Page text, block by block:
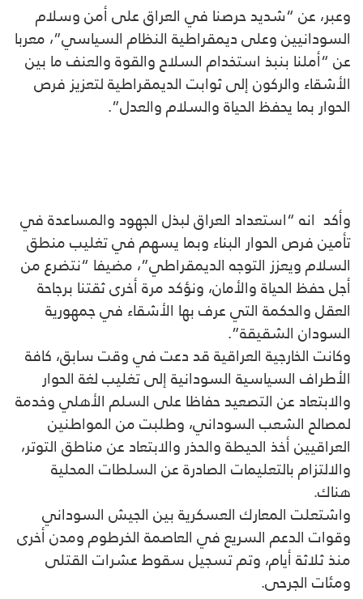
وعبر، عن “شديد حرصنا في العراق على أمن وسلام
السودانيين وعلى ديمقراطية النظام السياسي”، معربا
عن “أملنا بنبذ استخدام السلاح والقوة والعنف ما بين
الأشقاء والركون إلى ثوابت الديمقراطية لتعزيز فرص
الحوار بما يحفظ الحياة والسلام والعدل”.
وأكد انه “استعداد العراق لبذل الجهود والمساعدة في
تأمين فرص الحوار البناء وبما يسهم في تغليب منطق
السلام ويعزز التوجه الديمقراطي”، مضيفا “نتضرع من
أجل حفظ الحياة والأمان، ونؤكد مرة أخرى ثقتنا برجاحة
العقل والحكمة التي عرف بها الأشقاء في جمهورية
السودان الشقيقة”.
وكانت الخارجية العراقية قد دعت في وقت سابق، كافة
الأطراف السياسية السودانية إلى تغليب لغة الحوار
والابتعاد عن التصعيد حفاظا على السلم الأهلي وخدمة
لمصالح الشعب السوداني، وطلبت من المواطنين
العراقيين أخذ الحيطة والحذر والابتعاد عن مناطق التوتر،
والالتزام بالتعليمات الصادرة عن السلطات المحلية
هناك.
واشتعلت المعارك العسكرية بين الجيش السوداني
وقوات الدعم السريع في العاصمة الخرطوم ومدن أخرى
منذ ثلاثة أيام، وتم تسجيل سقوط عشرات القتلى
ومئات الجرحى.